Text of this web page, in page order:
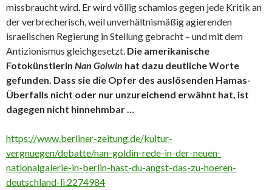
missbraucht wird. Er wird völlig schamlos gegen jede Kritik an
der verbrecherisch, weil unverhältnismäßig agierenden
israelischen Regierung in Stellung gebracht – und mit dem
Antizionismus gleichgesetzt. Die amerikanische
Fotokünstlerin Nan Golwin hat dazu deutliche Worte
gefunden. Dass sie die Opfer des auslösenden Hamas-
Überfalls nicht oder nur unzureichend erwähnt hat, ist
dagegen nicht hinnehmbar …
https://www.berliner-zeitung.de/kultur-
vergnuegen/debatte/nan-goldin-rede-in-der-neuen-
nationalgalerie-in-berlin-hast-du-angst-das-zu-hoeren-
deutschland-li.2274984